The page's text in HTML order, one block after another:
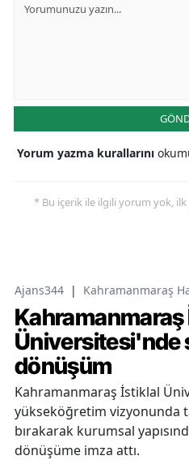
Yorum yazma kurallarını
* Bu içerik ile ilgili yorum yok, ilk
Ajans344 | Kahramanmaraş
Üniversitesi'nde
dönüşüm
Kahramanmaraş İstiklal
yükseköğretim vizyonunda
bırakarak kurumsal
dönüşüme imza attı.